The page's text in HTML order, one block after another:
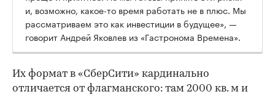
и, возможно, какое-то время работать не в плюс. Мы
рассматриваем это как инвестиции в будущее», —
говорит Андрей Яковлев из «Гастронома Времена».
Их формат в «СберСити» кардинально
отличается от флагманского: там 2000 кв. м и